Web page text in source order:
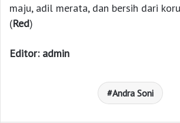
maju, adil merata, dan bersih dari
(Red)
Editor: admin
Andra Soni